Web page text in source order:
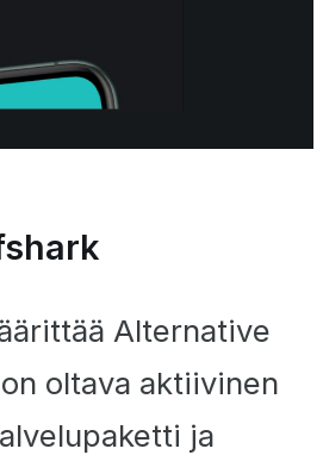
Alternative
oltava aktiivinen
ja